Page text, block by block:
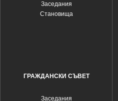
Заседания
Становища
ГРАЖДАНСКИ СЪВЕТ
Заседания